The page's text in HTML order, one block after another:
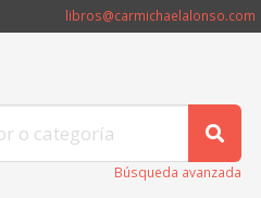
libros@carmichaelalonso.com
Búsqueda avanzada